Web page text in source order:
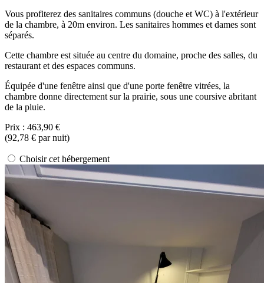
Vous profiterez des sanitaires communs (douche et WC) à l'extérieur
de la chambre, à 20m environ. Les sanitaires hommes et dames sont
séparés.
Cette chambre est située au centre du domaine, proche des salles, du
restaurant et des espaces communs.
Équipée d'une fenêtre ainsi que d'une porte fenêtre vitrées, la
chambre donne directement sur la prairie, sous une coursive abritant
de la pluie.
Prix : 463,90 €
(92,78 € par nuit)
Choisir cet hébergement